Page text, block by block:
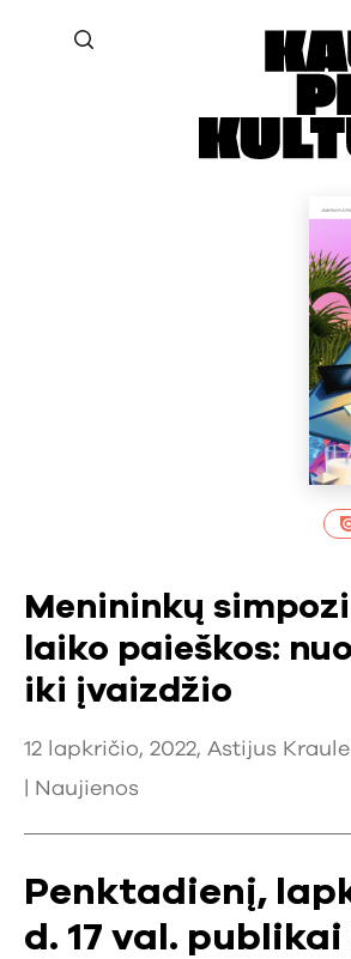
Menininkų
laiko paieškos:
iki įvaizdžio
12 lapkričio, 2022, Astijus
Naujienos
Penktadienį,
d. 17 val.